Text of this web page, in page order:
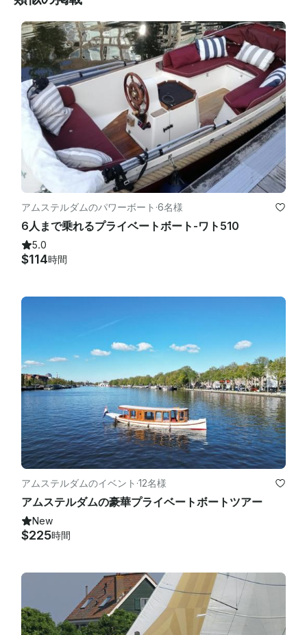
明、テレビ、音楽システムの使用)
を払う
水道と電気の供給係留、水門、橋の通路にかかる費用オプション
サービス
さい。
ディンギー（船長または乗務員が操縦する場合のみ）：1時間あ
たり30ユーロ陸上で寝る船長と乗組員：1泊あたり200ユーロ
（次のスライドのオプションも参照）アムステルダム・スキポー
ル空港からの送迎サービス
タクシー/ウーバーで約65ユーロ
アムステルダムのパワーボート ·6名様
6人まで乗れるプライベートボート-ワト510
5.0
$114時間
アムステルダムのイベント ·12名様
アムステルダムの豪華プライベートボートツアー
New
$225時間